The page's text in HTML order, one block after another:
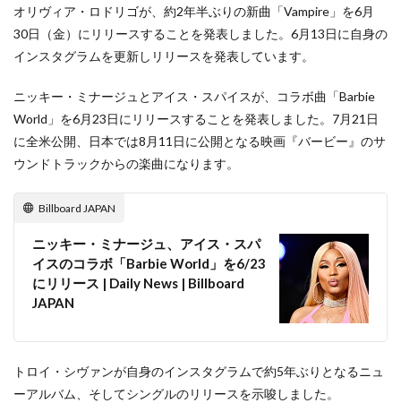
オリヴィア・ロドリゴが、約2年半ぶりの新曲「Vampire」を6月
30日（金）にリリースすることを発表しました。6月13日に自身の
インスタグラムを更新しリリースを発表しています。
ニッキー・ミナージュとアイス・スパイスが、コラボ曲「Barbie
World」を6月23日にリリースすることを発表しました。7月21日
に全米公開、日本では8月11日に公開となる映画『バービー』のサ
ウンドトラックからの楽曲になります。
Billboard JAPAN
ニッキー・ミナージュ、アイス・スパ
イスのコラボ「Barbie World」を6/23
にリリース | Daily News | Billboard
JAPAN
トロイ・シヴァンが自身のインスタグラムで約5年ぶりとなるニュ
ーアルバム、そしてシングルのリリースを示唆しました。